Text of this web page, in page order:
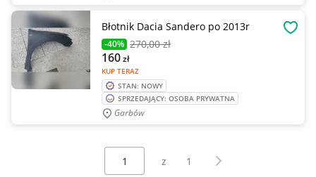
Błotnik Dacia Sandero po 2013r
-40% 270,00 zł
KUP TERAZ
160zł
STAN: NOWY
SPRZEDAJĄCY: OSOBA PRYWATNA
Garbów
Wybierz stronę:
z 1 Następna strona